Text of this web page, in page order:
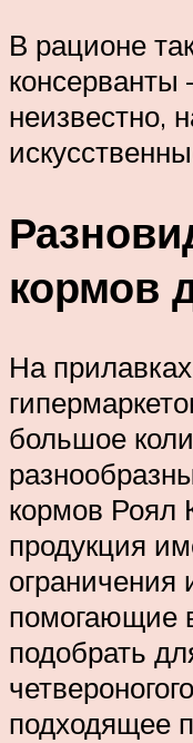
В рационе
консерванты
неизвестно,
кормов
На
большое
кормов Роял
продукция
ограничения
помогающие
подобрать
подходящее